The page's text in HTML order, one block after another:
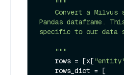
"""
Pandas dataframe.
specific to our data
    """
    rows = [x[